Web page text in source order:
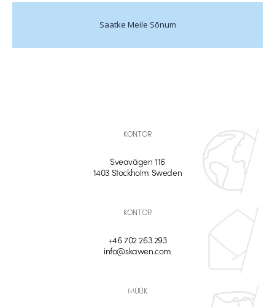
Saatke Meile Sõnum
KONTOR
Sveavägen 116
1403 Stockholm Sweden
KONTOR
+46 702 263 293
info@skawen.com
MÜÜK